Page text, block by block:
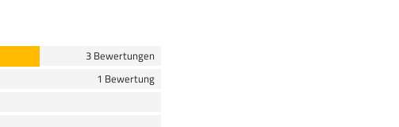
3 Bewertungen
1 Bewertung